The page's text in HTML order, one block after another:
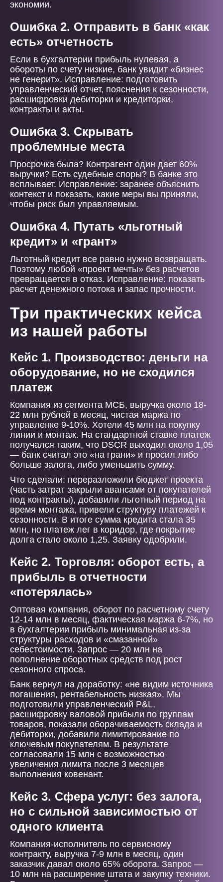
экономии.
Ошибка 2. Отправить в банк «как
есть» отчетность
Если в бухгалтерии прибыль нулевая, а
обороты по счету низкие, банк увидит «бизнес
не генерит». Исправление: подготовить
управленческий отчет, пояснения к сезонности,
расшифровки дебиторки и кредиторки,
контракты и акты.
Ошибка 3. Скрывать
проблемные места
Просрочка была? Контрагент один дает 60%
выручки? Есть судебные споры? В банке это
всплывает. Исправление: заранее объяснить
контекст и показать, какие меры вы приняли,
чтобы риск был управляемым.
Ошибка 4. Путать «льготный
кредит» и «грант»
Льготный кредит все равно нужно возвращать.
Поэтому любой «проект мечты» без расчетов
превращается в отказ. Исправление: показать
расчет денежного потока и запас прочности.
Три практических кейса
из нашей работы
Кейс 1. Производство: деньги на
оборудование, но не сходился
платеж
Компания из сегмента МСБ, выручка около 18-
22 млн рублей в месяц, чистая маржа по
управленке 9-10%. Хотели 45 млн на покупку
линии и монтаж. На стандартной ставке платеж
получался таким, что DSCR выходил около 1,05
— банк считал это «на грани» и просил либо
больше залога, либо уменьшить сумму.
Что сделали: переразложили бюджет проекта
(часть затрат закрыли авансами от покупателей
под контракты), добавили льготный период на
время монтажа, привели структуру платежей к
сезонности. В итоге сумма кредита стала 35
млн, но платеж лег в коридор, где покрытие
долга стало около 1,25. Заявку одобрили.
Кейс 2. Торговля: оборот есть, а
прибыль в отчетности
«потерялась»
Оптовая компания, оборот по расчетному счету
12-14 млн в месяц, фактическая маржа 6-7%, но
в бухгалтерии прибыль минимальная из-за
структуры расходов и «смазанной»
себестоимости. Запрос — 20 млн на
пополнение оборотных средств под рост
сезонного спроса.
Банк вернул на доработку: «не видим источника
погашения, рентабельность низкая». Мы
подготовили управленческий P&L,
расшифровку валовой прибыли по группам
товаров, показали оборачиваемость склада и
дебиторки, добавили лимитирование по
ключевым покупателям. В результате
согласовали 15 млн с возможностью
увеличения лимита после 3 месяцев
выполнения ковенант.
Кейс 3. Сфера услуг: без залога,
но с сильной зависимостью от
одного клиента
Компания-исполнитель по сервисному
контракту, выручка 7-9 млн в месяц, один
заказчик давал около 65% оборота. Запрос —
10 млн на расширение штата и закупку техники.